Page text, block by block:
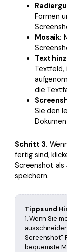
Formen
Mosaik:
Text
Textfeld,
die
Sie den
Schritt 3.
fertig sind,
Screenshot als
speichern.
Tipps und
1. Wenn Sie
Screenshot"
bequemste